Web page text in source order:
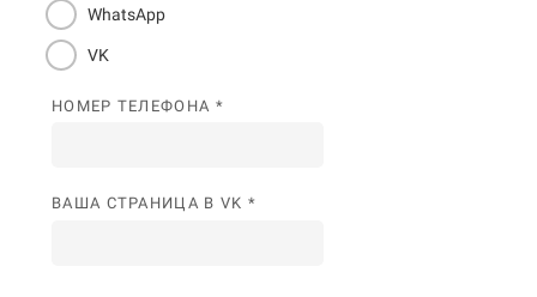
WhatsApp
VK
НОМЕР ТЕЛЕФОНА *
ВАША СТРАНИЦА В VK *